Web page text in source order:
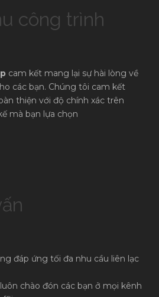
công trình
cam kết mang lại sự hài lòng về
các bạn. Chúng tôi cam kết
thiện với độ chính xác trên
mà bạn lựa chọn
đáp ứng tối đa nhu cầu liên lạc
chào đón các bạn ở mọi kênh